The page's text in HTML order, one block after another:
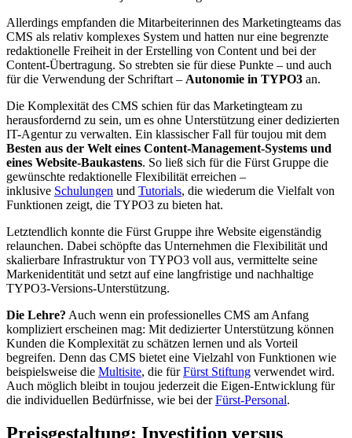
Allerdings empfanden die Mitarbeiterinnen des Marketingteams das
CMS als relativ komplexes System und hatten nur eine begrenzte
redaktionelle Freiheit in der Erstelling von Content und bei der
Content-Übertragung. So strebten sie für diese Punkte – und auch
für die Verwendung der Schriftart – Autonomie in TYPO3 an.
Die Komplexität des CMS schien für das Marketingteam zu
herausfordernd zu sein, um es ohne Unterstützung einer dedizierten
IT-Agentur zu verwalten. Ein klassischer Fall für toujou mit dem
Besten aus der Welt eines Content-Management-Systems und
eines Website-Baukastens. So ließ sich für die Fürst Gruppe die
gewünschte redaktionelle Flexibilität erreichen –
inklusive Schulungen und Tutorials, die wiederum die Vielfalt von
Funktionen zeigt, die TYPO3 zu bieten hat.
Letztendlich konnte die Fürst Gruppe ihre Website eigenständig
relaunchen. Dabei schöpfte das Unternehmen die Flexibilität und
skalierbare Infrastruktur von TYPO3 voll aus, vermittelte seine
Markenidentität und setzt auf eine langfristige und nachhaltige
TYPO3-Versions-Unterstützung.
Die Lehre? Auch wenn ein professionelles CMS am Anfang
kompliziert erscheinen mag: Mit dedizierter Unterstützung können
Kunden die Komplexität zu schätzen lernen und als Vorteil
begreifen. Denn das CMS bietet eine Vielzahl von Funktionen wie
beispielsweise die Multisite, die fürFürst Stiftung verwendet wird.
Auch möglich bleibt in toujou jederzeit die Eigen-Entwicklung für
die individuellen Bedürfnisse, wie bei derFürst-Personal.
Preisgestaltung: Investition versus